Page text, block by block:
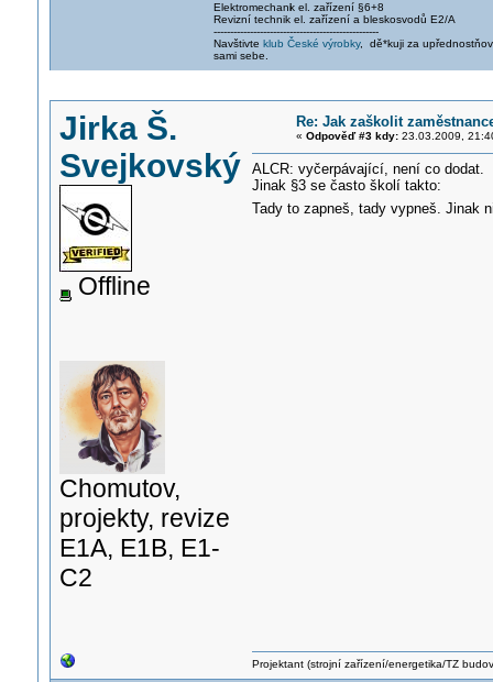
Elektromechanik el. zařízení §6+8
Revizní technik el. zařízení a bleskosvodů E2/A
--------------------------------------------------
Navštivte klub České výrobky, dě*kuji za
sami sebe.
Jirka Š.
Svejkovský
Offline
Chomutov,
projekty, revize
E1A, E1B, E1-
C2
Re: Jak zaškolit
« Odpověď #3 kdy:23.03.2009,
ALCR: vyčerpávající, není co dodat.
Jinak §3 se často školí takto:
Tady to zapneš, tady vypneš. Jinak
Projektant (strojní zařízení/energetika/TZ